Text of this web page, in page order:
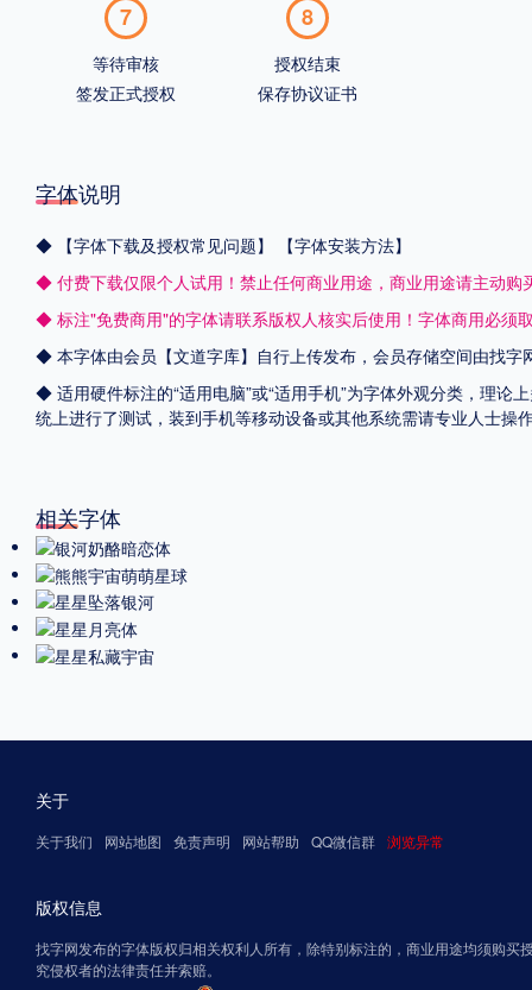
7
等待审核
签发正式授权
8
授权结束
保存协议证书
字体说明
◆ 【字体下载及授权常见问题】
【字体安装方法】
◆ 付费下载仅限个人试用！禁止任何商业用途，商业用途请主动购
◆ 标注"免费商用"的字体请联系版权人核实后使用！字体商用必须
◆ 本字体由会员【文道字库】自行上传发布，会员存储空间由找
◆ 适用硬件标注的“适用电脑”或“适用手机”为字体外观分类，理论
统上进行了测试，装到手机等移动设备或其他系统需请专业人士
相关字体
关于
关于我们 网站地图 免责声明 网站帮助 QQ微信群 浏览异常
版权信息
找字网发布的字体版权归相关权利人所有，除特别标注的，商业用途均须购买
究侵权者的法律责任并索赔。